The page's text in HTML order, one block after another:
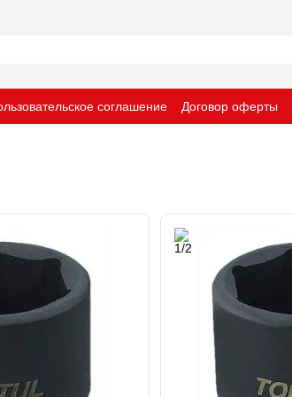
соглашение Договор оферты